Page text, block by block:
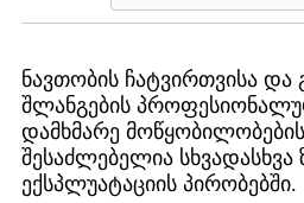
ნავთობის ჩატვირთვისა
შლანგების
დამხმარე მოწყობილობების
შესაძლებელია სხვადასხვა
ექსპლუატაციის პირობებში.